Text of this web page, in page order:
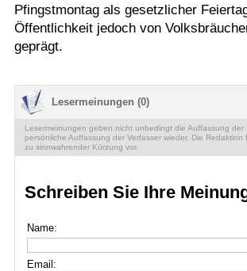
Pfingstmontag als gesetzlicher
Öffentlichkeit jedoch von
geprägt.
Lesermeinungen (0)
Lesermeinungen geben nicht unbedingt die Auffassung der
persönliche Auffassung der Verfasser wieder. Die Redaktion
zu sinnwahrender Kürzung vor.
Schreiben Sie Ihre
Name:
Email: